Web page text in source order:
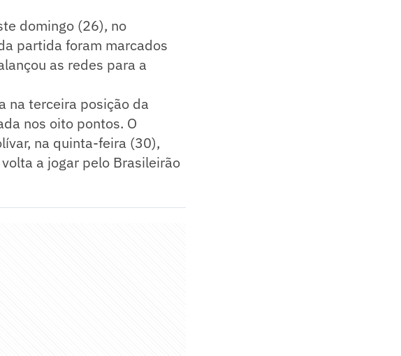
domingo (26), no
partida foram marcados
as redes para a
na terceira posição da
nos oito pontos. O
na quinta-feira (30),
a jogar pelo Brasileirão